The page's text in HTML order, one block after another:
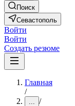
Поиск
Севастополь
Войти
Войти
Создать резюме
Главная
/
... /